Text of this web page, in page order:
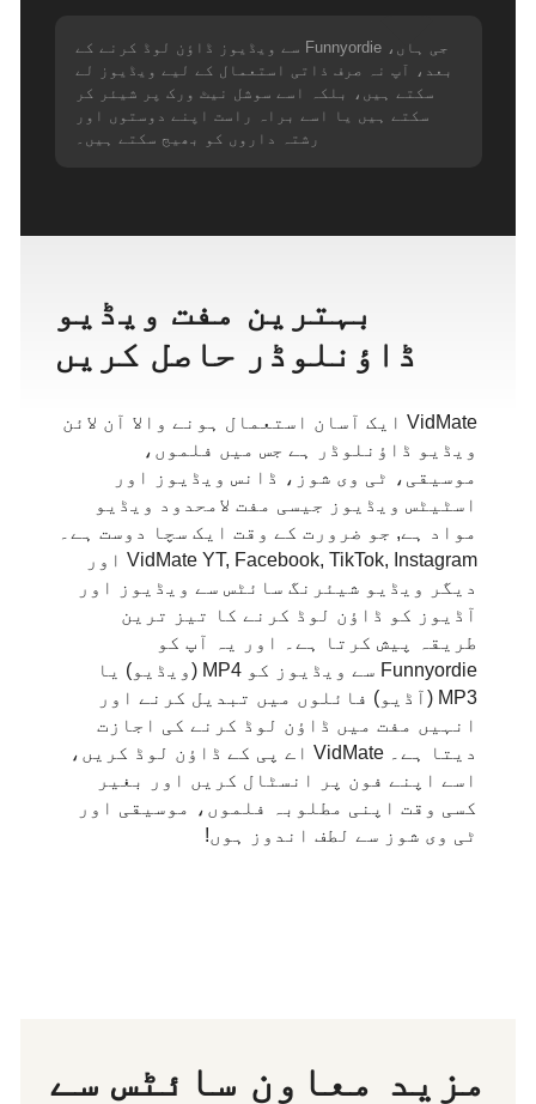
جی ہاں، Funnyordie سے ویڈیوز ڈاؤن لوڈ کرنے کے
بعد، آپ نہ صرف ذاتی استعمال کے لیے ویڈیوز لے
سکتے ہیں، بلکہ اسے سوشل نیٹ ورک پر شیئر کر
سکتے ہیں یا اسے براہ راست اپنے دوستوں اور
رشتہ داروں کو بھیج سکتے ہیں۔
بہترین مفت ویڈیو
ڈاؤنلوڈر حاصل کریں
VidMate ایک آسان استعمال ہونے والا آن لائن
ویڈیو ڈاؤنلوڈر ہے جس میں فلموں،
موسیقی، ٹی وی شوز، ڈانس ویڈیوز اور
اسٹیٹس ویڈیوز جیسی مفت لامحدود ویڈیو
مواد ہے, جو ضرورت کے وقت ایک سچا دوست ہے۔
VidMate YT, Facebook, TikTok, Instagram اور
دیگر ویڈیو شیئرنگ سائٹس سے ویڈیوز اور
آڈیوز کو ڈاؤن لوڈ کرنے کا تیز ترین
طریقہ پیش کرتا ہے۔ اور یہ آپ کو
Funnyordie سے ویڈیوز کو MP4 (ویڈیو) یا
MP3 (آڈیو) فائلوں میں تبدیل کرنے اور
انہیں مفت میں ڈاؤن لوڈ کرنے کی اجازت
دیتا ہے۔ VidMate اے پی کے ڈاؤن لوڈ کریں،
اسے اپنے فون پر انسٹال کریں اور بغیر
کسی وقت اپنی مطلوبہ فلموں، موسیقی اور
ٹی وی شوز سے لطف اندوز ہوں!
مزید معاون سائٹس سے